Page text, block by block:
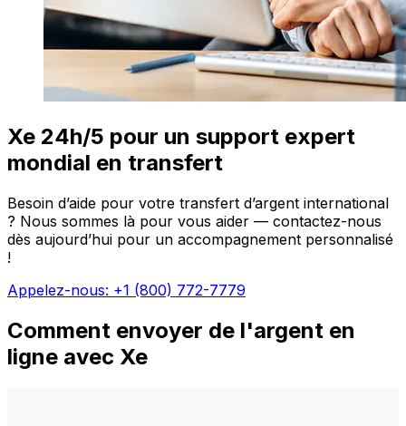
Xe 24h/5 pour un support expert
mondial en transfert
Besoin d’aide pour votre transfert d’argent international
? Nous sommes là pour vous aider — contactez-nous
dès aujourd’hui pour un accompagnement personnalisé
!
Appelez-nous: +1 (800) 772-7779
Comment envoyer de l'argent en
ligne avec Xe